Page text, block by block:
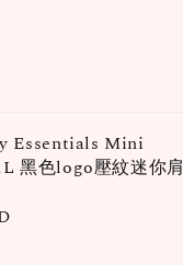
Essentials Mini
黑色logo壓紋迷你肩